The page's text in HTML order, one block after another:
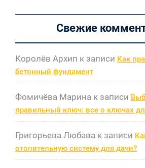
Свежие
Королёв Архип к записи Как
бетонный фундамент
Фомичёва Марина к записи
правильный ключ: все о ключах
Григорьева Любава к записи
отопительную систему для дачи?